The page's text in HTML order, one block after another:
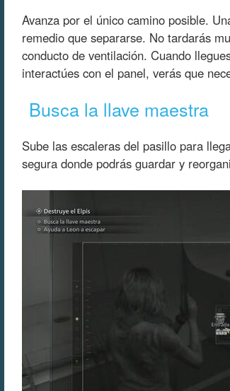
Avanza por el único camino posible.
remedio que separarse. No tardarás
conducto de ventilación. Cuando
interactúes con el panel, verás que
Busca la llave maestra
Sube las escaleras del pasillo para
segura donde podrás guardar y